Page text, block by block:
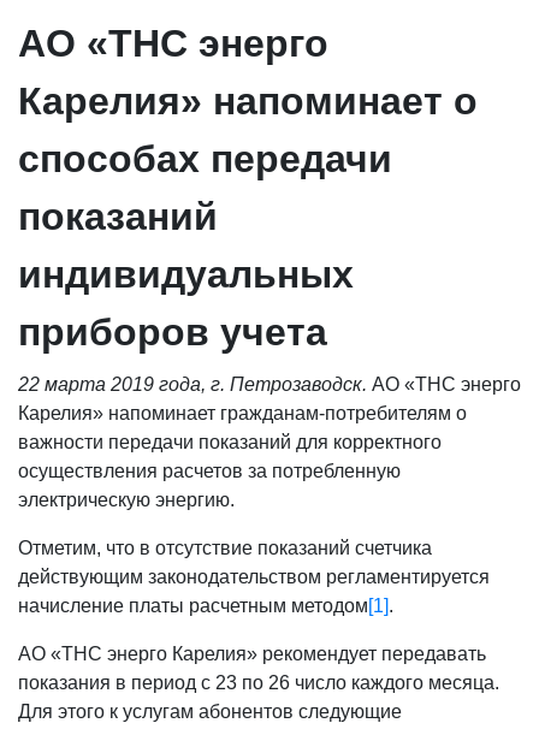
АО «ТНС энерго
Карелия» напоминает о
способах передачи
показаний
индивидуальных
приборов учета
22 марта 2019 года, г. Петрозаводск. АО «ТНС энерго
Карелия» напоминает гражданам-потребителям о
важности передачи показаний для корректного
осуществления расчетов за потребленную
электрическую энергию.
Отметим, что в отсутствие показаний счетчика
действующим законодательством регламентируется
начисление платы расчетным методом[1].
АО «ТНС энерго Карелия» рекомендует передавать
показания в период с 23 по 26 число каждого месяца.
Для этого к услугам абонентов следующие